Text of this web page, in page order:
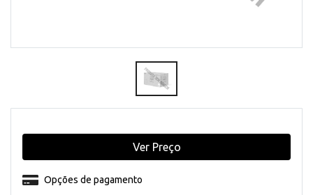
Opções de pagamento
Ver Preço